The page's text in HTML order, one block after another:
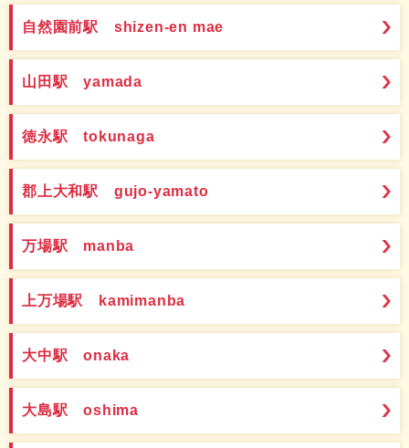
自然園前駅 shizen-en mae
山田駅 yamada
徳永駅 tokunaga
郡上大和駅 gujo-yamato
万場駅 manba
上万場駅 kamimanba
大中駅 onaka
大島駅 oshima